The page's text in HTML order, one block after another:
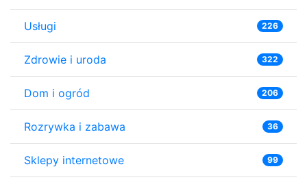
Usługi 226
Zdrowie i uroda 322
Dom i ogród 206
Rozrywka i zabawa 36
Sklepy internetowe 99